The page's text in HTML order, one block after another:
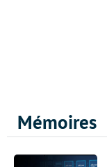
Mémoires